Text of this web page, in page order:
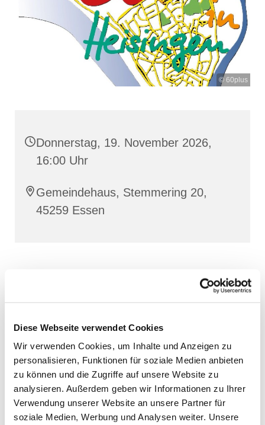
Diese Webseite verwendet Cookies
Wir verwenden Cookies, um Inhalte und Anzeigen zu
personalisieren, Funktionen für soziale Medien anbieten
zu können und die Zugriffe auf unsere Website zu
analysieren. Außerdem geben wir Informationen zu Ihrer
Verwendung unserer Website an unsere Partner für
soziale Medien, Werbung und Analysen weiter. Unsere
© 60plus
Donnerstag, 19. November 2026,
16:00 Uhr
Gemeindehaus, Stemmering 20,
45259 Essen